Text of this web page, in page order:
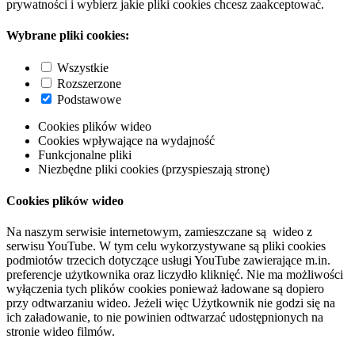
prywatności i wybierz jakie pliki cookies chcesz zaakceptować.
Wybrane pliki cookies:
Wszystkie
Rozszerzone
Podstawowe
Cookies plików wideo
Cookies wpływające na wydajność
Funkcjonalne pliki
Niezbędne pliki cookies (przyspieszają stronę)
Cookies plików wideo
Na naszym serwisie internetowym, zamieszczane są wideo z
serwisu YouTube. W tym celu wykorzystywane są pliki cookies
podmiotów trzecich dotyczące usługi YouTube zawierające m.in.
preferencje użytkownika oraz liczydło kliknięć. Nie ma możliwości
wyłączenia tych plików cookies ponieważ ładowane są dopiero
przy odtwarzaniu wideo. Jeżeli więc Użytkownik nie godzi się na
ich załadowanie, to nie powinien odtwarzać udostępnionych na
stronie wideo filmów.